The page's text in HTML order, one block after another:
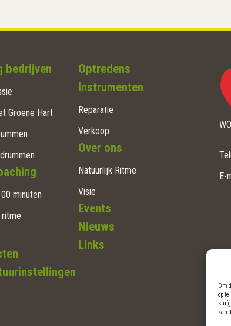
Om
op
kan
bedrijven
Groene Hart
minuten
ritme
Optredens
Instrumenten
Reparatie
Verkoop
Over ons
Natuurlijk Ritme
Visie
Events
Nieuws
Links
E-